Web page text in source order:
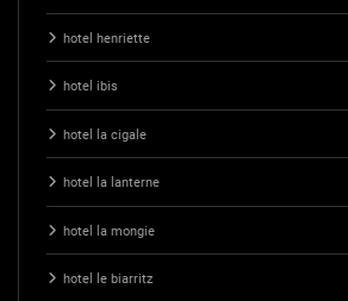
hotel henriette
hotel ibis
hotel la cigale
hotel la lanterne
hotel la mongie
hotel le biarritz